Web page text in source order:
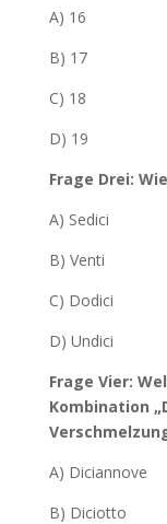
A) 16
B) 17
C) 18
D) 19
Frage Drei:
A) Sedici
B) Venti
C) Dodici
D) Undici
Frage Vier:
Kombination
A) Diciannove
B) Diciotto